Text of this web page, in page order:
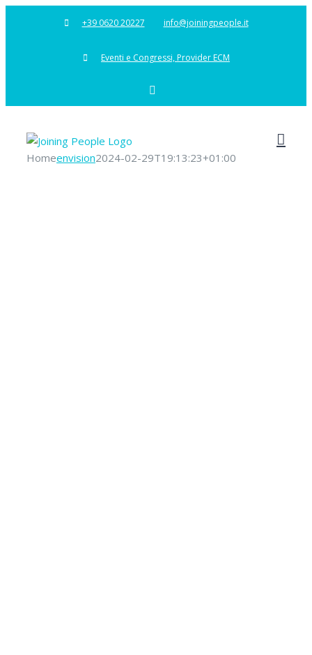
+39 0620 20227 info@joiningpeople.it
Eventi e Congressi, Provider ECM
Homeenvision2024-02-29T19:13:23+01:00